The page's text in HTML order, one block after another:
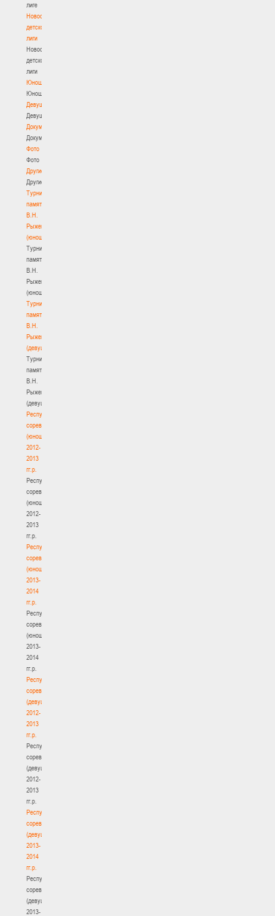
лиге
Новости
детской
лиги
Новости
детской
лиги
Юноши
Юноши
Девушки
Девушки
Документы
Документы
Фото
Фото
Другие
Другие
Турнир
памяти
В.Н.
Рыженкова
(юноши)
Турнир
памяти
В.Н.
Рыженкова
(юноши)
Турнир
памяти
В.Н.
Рыженкова
(девушки)
Турнир
памяти
В.Н.
Рыженкова
(девушки)
Республиканские
соревнования
(юноши)
2012-
2013
гг.р.
Республиканские
соревнования
(юноши)
2012-
2013
гг.р.
Республиканские
соревнования
(юноши)
2013-
2014
гг.р.
Республиканские
соревнования
(юноши)
2013-
2014
гг.р.
Республиканские
соревнования
(девушки)
2012-
2013
гг.р.
Республиканские
соревнования
(девушки)
2012-
2013
гг.р.
Республиканские
соревнования
(девушки)
2013-
2014
гг.р.
Республиканские
соревнования
(девушки)
2013-